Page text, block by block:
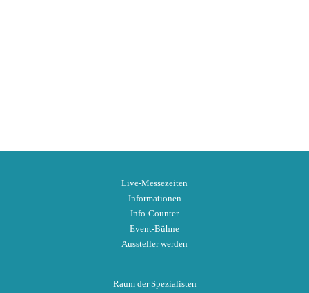
Live-Messezeiten
Informationen
Info-Counter
Event-Bühne
Aussteller werden
Raum der Spezialisten